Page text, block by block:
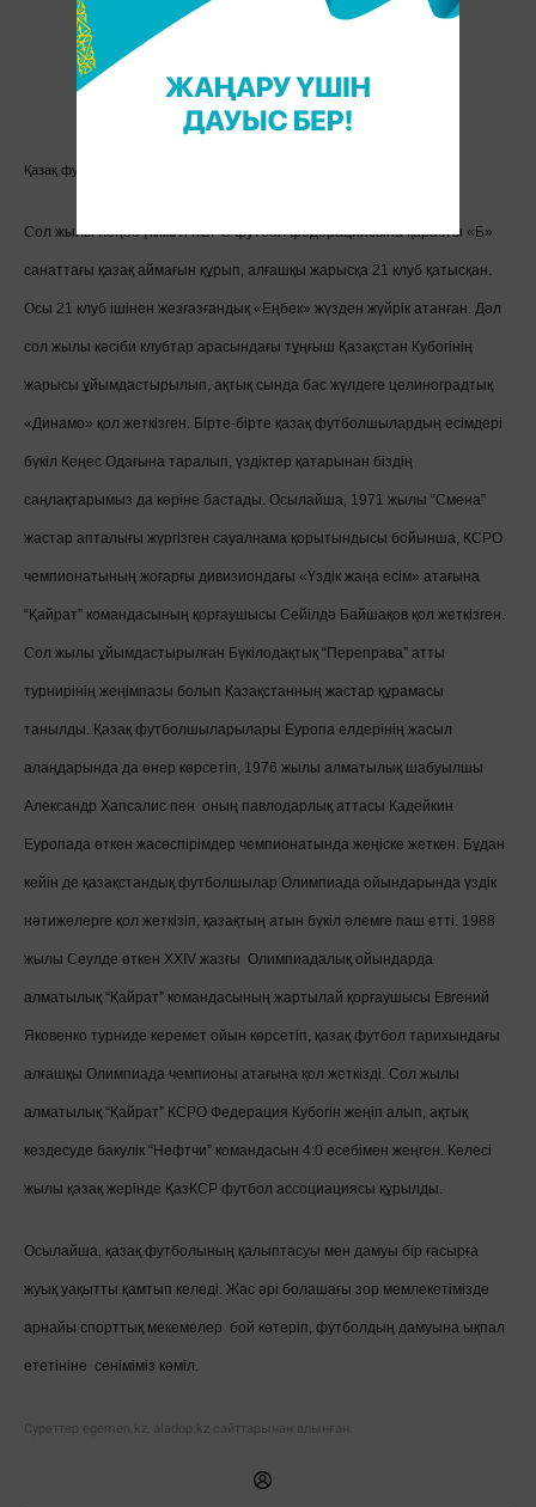
Қазақ футболшылары
Сол жылы Кеңес үкіметі КСРО футбол федерациясына қарасты «Б»
санаттағы қазақ аймағын құрып, алғашқы жарысқа 21 клуб қатысқан.
Осы 21 клуб ішінен жезғазғандық «Еңбек» жүзден жүйрік атанған. Дәл
сол жылы кәсіби клубтар арасындағы тұңғыш Қазақстан Кубогінің
жарысы ұйымдастырылып, ақтық сында бас жүлдеге целиноградтық
«Динамо» қол жеткізген. Бірте-бірте қазақ футболшылардың есімдері
бүкіл Кеңес Одағына таралып, үздіктер қатарынан біздің
саңлақтарымыз да көріне бастады. Осылайша, 1971 жылы “Смена”
жастар апталығы жүргізген сауалнама қорытындысы бойынша, КСРО
чемпионатының жоғарғы дивизиондағы «Үздік жаңа есім» атағына
“Қайрат” командасының қорғаушысы Сейілдә Байшақов қол жеткізген.
Сол жылы ұйымдастырылған Бүкілодақтық “Переправа” атты
турнирінің жеңімпазы болып Қазақстанның жастар құрамасы
танылды. Қазақ футболшыларылары Еуропа елдерінің жасыл
алаңдарында да өнер көрсетіп, 1976 жылы алматылық шабуылшы
Александр Хапсалис пен оның павлодарлық аттасы Кадейкин
Еуропада өткен жасөспірімдер чемпионатында жеңіске жеткен. Бұдан
кейін де қазақстандық футболшылар Олимпиада ойындарында үздік
нәтижелерге қол жеткізіп, қазақтың атын бүкіл әлемге паш етті. 1988
жылы Сеулде өткен ХХIV жазғы Олимпиадалық ойындарда
алматылық “Қайрат” командасының жартылай қорғаушысы Евгений
Яковенко турниде керемет ойын көрсетіп, қазақ футбол тарихындағы
алғашқы Олимпиада чемпионы атағына қол жеткізді. Сол жылы
алматылық “Қайрат” КСРО Федерация Кубогін жеңіп алып, ақтық
кездесуде бакулік “Нефтчи” командасын 4:0 есебімен жеңген. Келесі
жылы қазақ жерінде ҚазКСР футбол ассоциациясы құрылды.
Осылайша, қазақ футболының қалыптасуы мен дамуы бір ғасырға
жуық уақытты қамтып келеді. Жас әрі болашағы зор мемлекетімізде
арнайы спорттық мекемелер бой көтеріп, футболдың дамуына ықпал
ететініне сеніміміз кәміл.
Суреттер egemen.kz, aladop.kz сайттарынан алынған.